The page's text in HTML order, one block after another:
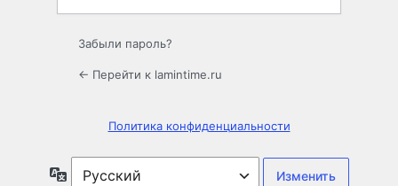
Забыли пароль?
← Перейти к lamintime.ru
Политика конфиденциальности
Язык